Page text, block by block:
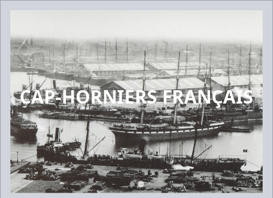
CAP-HORNIERS FRANÇAIS